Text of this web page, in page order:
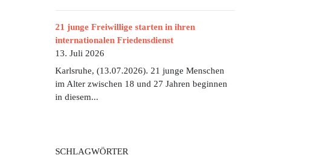
21 junge Freiwillige starten in ihren
internationalen Friedensdienst
13. Juli 2026
Karlsruhe, (13.07.2026). 21 junge Menschen
im Alter zwischen 18 und 27 Jahren beginnen
in diesem...
SCHLAGWÖRTER